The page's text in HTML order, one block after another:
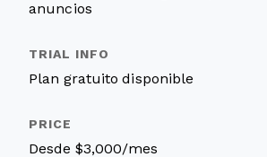
anuncios
Plan gratuito disponible
Desde $3,000/mes